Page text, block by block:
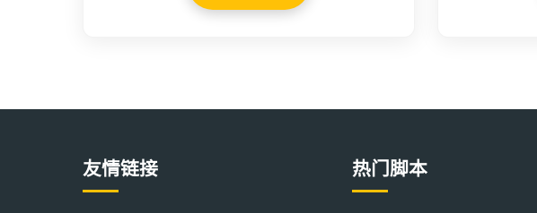
友情链接 热门脚本